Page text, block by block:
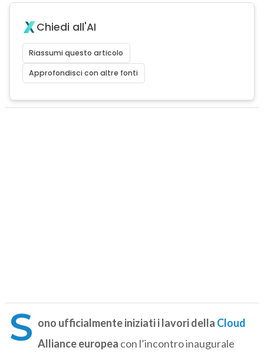
Chiedi all'AI
Riassumi questo articolo
Approfondisci con altre fonti
S ono ufficialmente iniziati i lavori della Cloud
Alliance europea con l’incontro inaugurale